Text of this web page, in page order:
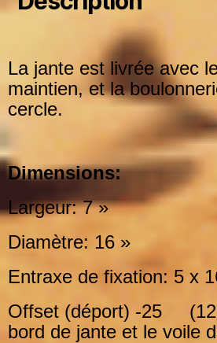
La jante est livrée avec
maintien, et la
cercle.
Dimensions:
Largeur: 7 »
Diamètre: 16 »
Entraxe de fixation: 5 x
Offset (déport) -25
bord de jante et le voile